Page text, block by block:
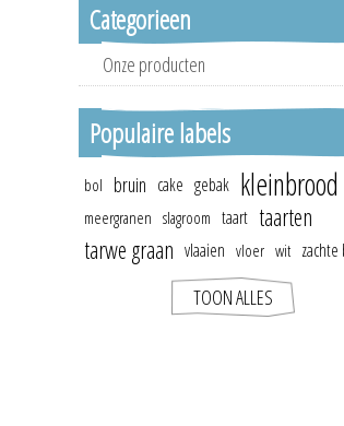
Categorieen
Onze producten
Populaire labels
bol bruin cake gebak kleinbrood
meergranen slagroom taart taarten
tarwe graan vlaaien vloer wit zachte
TOON ALLES